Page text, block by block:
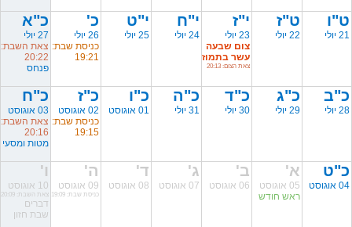
ט"ו
21 יולי
ט"ז
22 יולי
י"ז
23 יולי
צום שבעה
עשר בתמוז
צאת הצום: 20:13
י"ח
24 יולי
י"ט
25 יולי
כ'
26 יולי
כניסת שבת:
19:21
כ"א
27 יולי
צאת השבת:
20:22
פנחס
כ"ב
28 יולי
כ"ג
29 יולי
כ"ד
30 יולי
כ"ה
31 יולי
כ"ו
01 אוגוסט
כ"ז
02 אוגוסט
כניסת שבת:
19:15
כ"ח
03 אוגוסט
צאת השבת:
20:16
מטות ומסעי
כ"ט
04 אוגוסט
א'
05 אוגוסט
ראש חודש
ב'
06 אוגוסט
ג'
07 אוגוסט
ד'
08 אוגוסט
ה'
09 אוגוסט
כניסת שבת: 19:09
ו'
10 אוגוסט
צאת השבת: 20:09
דברים
שבת חזון